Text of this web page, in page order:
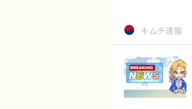
キムチ速報